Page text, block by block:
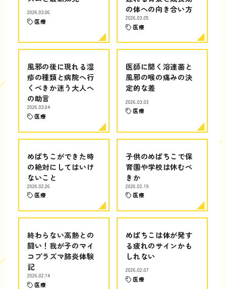
2026.03.06
医療
の体への向き合い方
2026.03.05
医療
風邪の後に現れる湿
疹の種類と病院へ行
くべきか迷う大人へ
の助言
2026.03.04
医療
医師に聞く溶連菌と
風邪の喉の痛みの決
定的な差
2026.03.03
医療
めばちこができた時
の絶対にしてはいけ
ないこと
2026.02.26
医療
子供のめばちこで保
育園や学校は休むべ
きか
2026.02.19
医療
終わらない高熱との
闘い！我が子のマイ
コプラズマ肺炎体験
記
2026.02.14
医療
めばちこは体が発す
る疲れのサインかも
しれない
2026.02.07
医療